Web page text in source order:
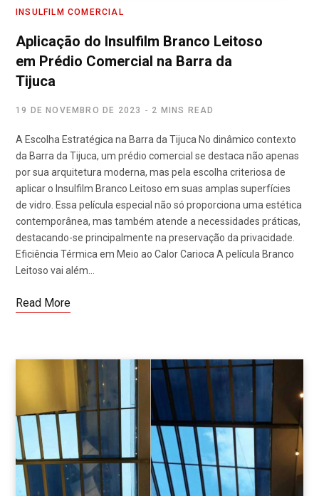
INSULFILM COMERCIAL
Aplicação do Insulfilm Branco Leitoso
em Prédio Comercial na Barra da
Tijuca
19 DE NOVEMBRO DE 2023 2 MINS READ
A Escolha Estratégica na Barra da Tijuca No dinâmico contexto
da Barra da Tijuca, um prédio comercial se destaca não apenas
por sua arquitetura moderna, mas pela escolha criteriosa de
aplicar o Insulfilm Branco Leitoso em suas amplas superfícies
de vidro. Essa película especial não só proporciona uma estética
contemporânea, mas também atende a necessidades práticas,
destacando-se principalmente na preservação da privacidade.
Eficiência Térmica em Meio ao Calor Carioca A película Branco
Leitoso vai além…
Read More